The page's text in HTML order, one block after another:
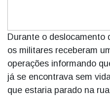
Durante o deslocamento
os militares receberam
operações informando
já se encontrava sem
que estaria parado na